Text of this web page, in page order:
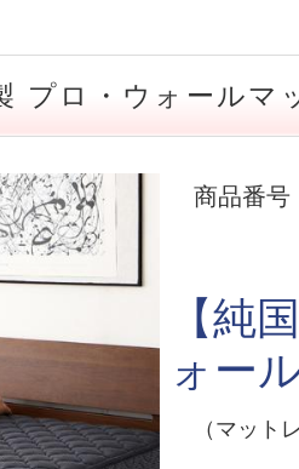
プロ・ウォールマ
商品番号
【純
ォー
（マット